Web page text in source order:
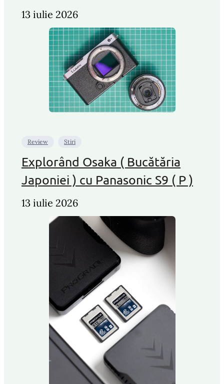
13 iulie 2026
Review Stiri
Explorând Osaka ( Bucătăria
Japoniei ) cu Panasonic S9 ( P )
13 iulie 2026